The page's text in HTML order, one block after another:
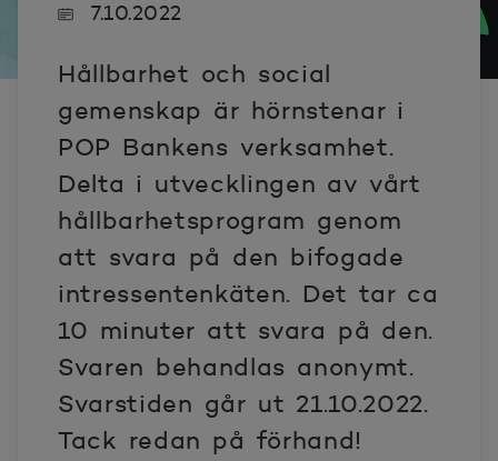
7.10.2022
Hållbarhet och social
gemenskap är hörnstenar i
POP Bankens verksamhet.
Delta i utvecklingen av vårt
hållbarhetsprogram genom
att svara på den bifogade
intressentenkäten. Det tar ca
10 minuter att svara på den.
Svaren behandlas anonymt.
Svarstiden går ut 21.10.2022.
Tack redan på förhand!